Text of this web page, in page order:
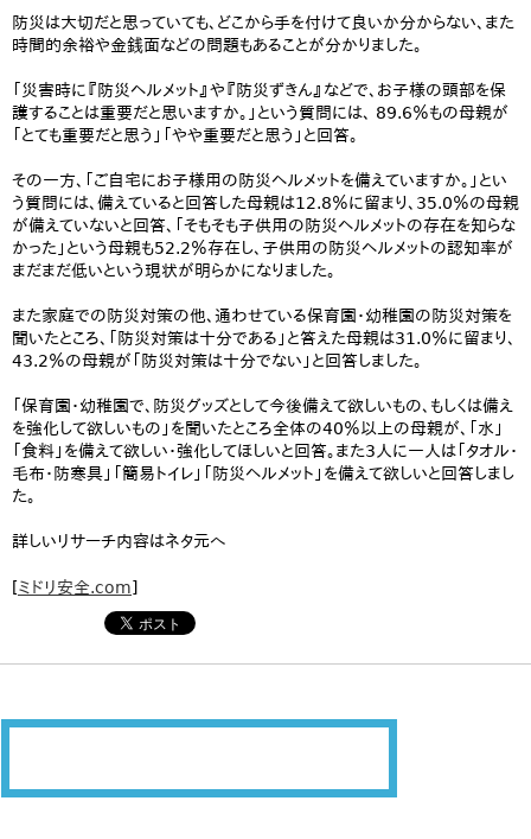
防災は大切だと思っていても、どこから手を付けて良いか分からない、また
時間的余裕や金銭面などの問題もあることが分かりました。
「災害時に『防災ヘルメット』や『防災ずきん』などで、お子様の頭部を保
護することは重要だと思いますか。」という質問には、 89.6％もの母親が
「とても重要だと思う」「やや重要だと思う」と回答。
その一方、「ご自宅にお子様用の防災ヘルメットを備えていますか。」とい
う質問には、備えていると回答した母親は12.8％に留まり、35.0％の母親
が備えていないと回答、「そもそも子供用の防災ヘルメットの存在を知らな
かった」という母親も52.2％存在し、子供用の防災ヘルメットの認知率が
まだまだ低いという現状が明らかになりました。
また家庭での防災対策の他、通わせている保育園・幼稚園の防災対策を
聞いたところ、「防災対策は十分である」と答えた母親は31.0％に留まり、
43.2％の母親が「防災対策は十分でない」と回答しました。
「保育園・幼稚園で、防災グッズとして今後備えて欲しいもの、もしくは備え
を強化して欲しいもの」を聞いたところ全体の40％以上の母親が、「水」
「食料」を備えて欲しい・強化してほしいと回答。また3人に一人は「タオル・
毛布・防寒具」「簡易トイレ」「防災ヘルメット」を備えて欲しいと回答しまし
た。
詳しいリサーチ内容はネタ元へ
[ミドリ安全.com]